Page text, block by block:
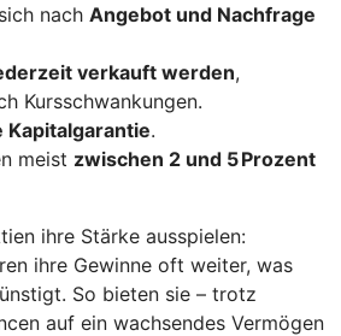
nach Angebot und Nachfrage
verkauft werden,
Kursschwankungen.
Kapitalgarantie.
meist zwischen 2 und 5 Prozent
ihre Stärke ausspielen:
ihre Gewinne oft weiter, was
So bieten sie – trotz
auf ein wachsendes Vermögen